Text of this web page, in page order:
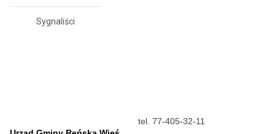
Sygnaliści
tel. 77-405-32-11